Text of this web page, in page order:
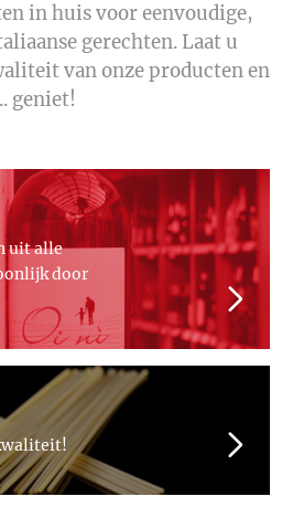
in huis voor eenvoudige,
gerechten. Laat u
van onze producten en
geniet!
uit alle
door